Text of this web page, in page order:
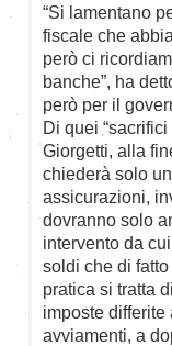
“Si lamentano
fiscale che
però ci
banche”, ha
però per il
Di quei
Giorgetti, alla
chiederà solo
assicurazioni,
dovranno solo
intervento da
soldi che di
pratica si tratta
imposte
avviamenti, a